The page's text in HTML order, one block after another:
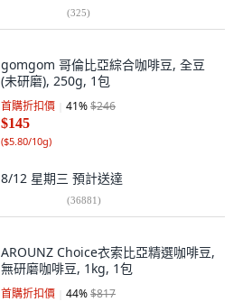
(325)
gomgom 哥倫比亞綜合咖啡豆, 全豆
(未研磨), 250g, 1包
首購折扣價 41%$246
$145
($5.80/10g)
8/12 星期三 預計送達
(36881)
AROUNZ Choice衣索比亞精選咖啡豆,
無研磨咖啡豆, 1kg, 1包
首購折扣價 44%$817